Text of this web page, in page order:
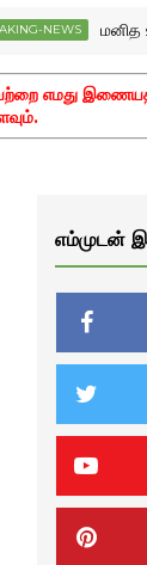
மனித
எமது
எம்முடன்